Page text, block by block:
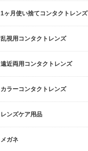
1ヶ月使い捨てコンタクトレンズ
乱視用コンタクトレンズ
遠近両用コンタクトレンズ
カラーコンタクトレンズ
レンズケア用品
メガネ